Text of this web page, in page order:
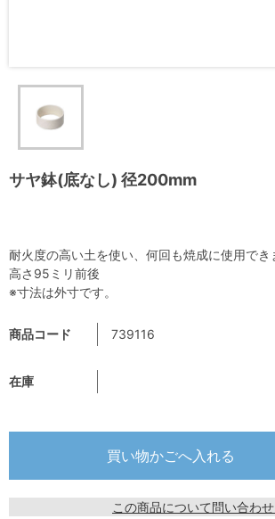
サヤ鉢(底なし) 径200mm
商品コード 739116
在庫
この商品について問い合わ
耐火度の高い土を使い、何回も焼成に使用でき
高さ95ミリ前後
※寸法は外寸です。